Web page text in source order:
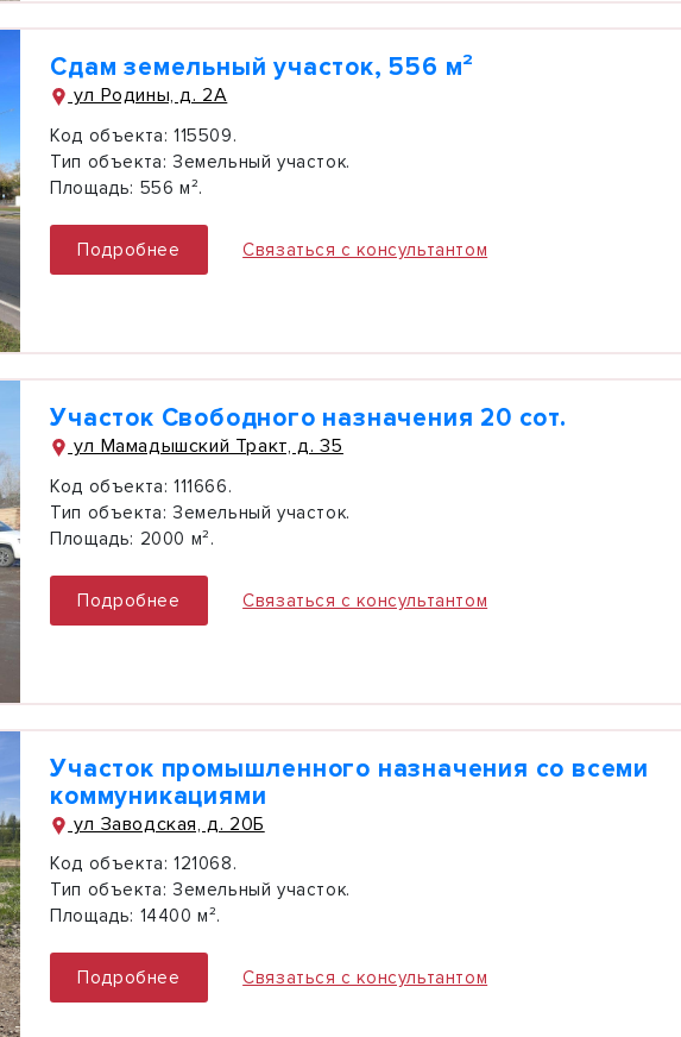
Сдам земельный участок, 556 м²
ул Родины, д. 2А
Код объекта: 115509.
Тип объекта: Земельный участок.
Площадь: 556 м².
Подробнее Связаться с консультантом
Участок Свободного назначения 20 сот.
ул Мамадышский Тракт, д. 35
Код объекта: 111666.
Тип объекта: Земельный участок.
Площадь: 2000 м².
Подробнее Связаться с консультантом
Участок промышленного назначения со всеми
коммуникациями
ул Заводская, д. 20Б
Код объекта: 121068.
Тип объекта: Земельный участок.
Площадь: 14400 м².
Подробнее Связаться с консультантом